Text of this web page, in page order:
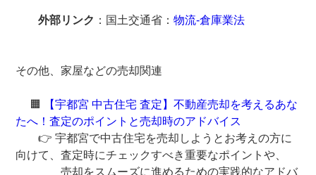
外部リンク ：国土交通省：物流-倉庫業法
その他、家屋などの売却関連
🟧
【宇都宮 中古住宅 査定】不動産売却を考えるあな
たへ！査定のポイントと売却時のアドバイス
👉 宇都宮で中古住宅を売却しようとお考えの方に
向けて、査定時にチェックすべき重要なポイントや、
売却をスムーズに進めるための実践的なアドバ